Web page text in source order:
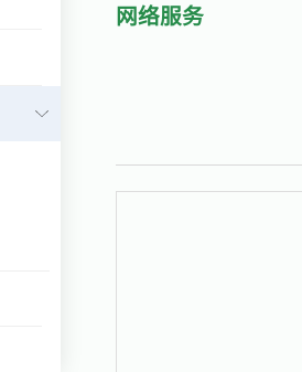
网络服务